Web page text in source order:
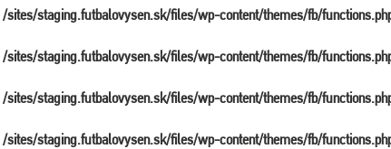
/sites/staging.futbalovysen.sk/files/wp-content/themes/fb/
/sites/staging.futbalovysen.sk/files/wp-content/themes/fb/
/sites/staging.futbalovysen.sk/files/wp-content/themes/fb/
/sites/staging.futbalovysen.sk/files/wp-content/themes/fb/